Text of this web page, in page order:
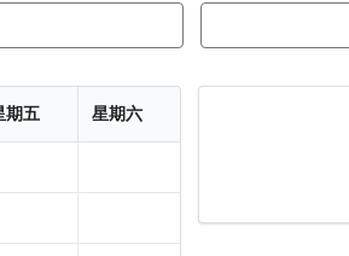
期五 星期六